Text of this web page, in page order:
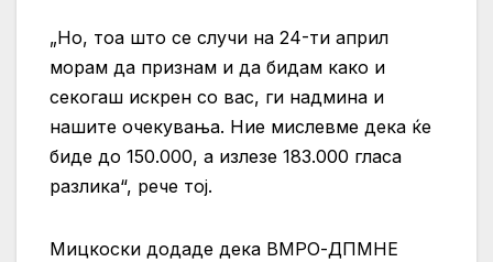
„Но, тоа што се случи на 24-ти април
морам да признам и да бидам како и
секогаш искрен со вас, ги надмина и
нашите очекувања. Ние мислевме дека ќе
биде до 150.000, а излезе 183.000 гласа
разлика“, рече тој.
Мицкоски додаде дека ВМРО-ДПМНЕ